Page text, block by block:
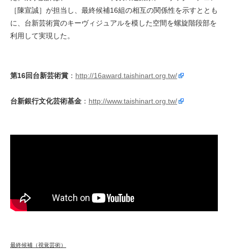
［陳宣誠］が担当し、最終候補16組の相互の関係性を示すととも
に、台新芸術賞のキーヴィジュアルを模した空間を螺旋階段部を
利用して実現した。
第16回台新芸術賞 ： http://16award.taishinart.org.tw/
台新銀行文化芸術基金 ： http://www.taishinart.org.tw/
最終候補（視覚芸術）